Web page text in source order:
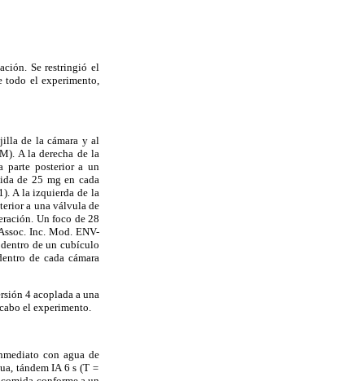
Se restringió el
todo el experimento,
de la cámara y al
A la derecha de la
parte posterior a un
de 25 mg en cada
A la izquierda de la
a una válvula de
Un foco de 28
Inc. Mod. ENV-
de un cubículo
de cada cámara
4 acoplada a una
el experimento.
con agua de
tándem IA 6 s (T =